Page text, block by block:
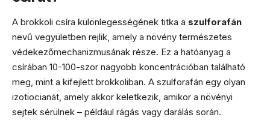
A brokkoli csíra különlegességének titka a szulforafán
nevű vegyületben rejlik, amely a növény természetes
védekezőmechanizmusának része. Ez a hatóanyag a
csírában 10-100-szor nagyobb koncentrációban található
meg, mint a kifejlett brokkoliban. A szulforafán egy olyan
izotiocianát, amely akkor keletkezik, amikor a növényi
sejtek sérülnek – például rágás vagy darálás során.